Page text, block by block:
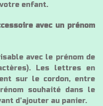
enfant.
avec un prénom
avec le prénom de
Les lettres en
sur le cordon, entre
souhaité dans le
d’ajouter au panier.